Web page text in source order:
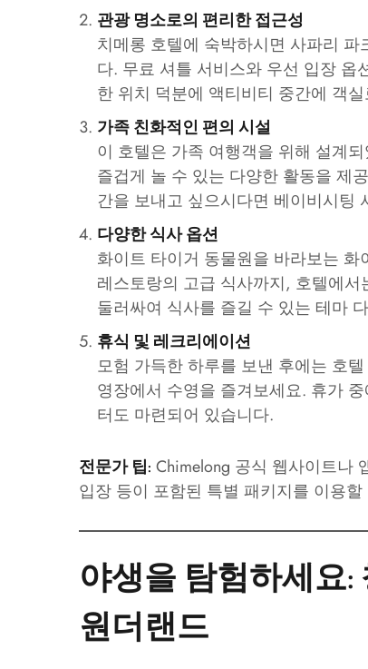
관광 명소로의 편리한 접근성
치메롱 호텔에 숙박하시면 사파리
다. 무료 셔틀 서비스와 우선 입장 옵
한 위치 덕분에 액티비티 중간에 객
가족 친화적인 편의 시설
이 호텔은 가족 여행객을 위해 설계
즐겁게 놀 수 있는 다양한 활동을 제
간을 보내고 싶으시다면 베이비시팅
다양한 식사 옵션
화이트 타이거 동물원을 바라보는
레스토랑의 고급 식사까지, 호텔에
둘러싸여 식사를 즐길 수 있는 테마
휴식 및 레크리에이션
모험 가득한 하루를 보낸 후에는 호
영장에서 수영을 즐겨보세요. 휴가
터도 마련되어 있습니다.
전문가 팁: Chimelong 공식 웹사이트나
입장 등이 포함된 특별 패키지를 이용
야생을 탐험하세요:
원더랜드